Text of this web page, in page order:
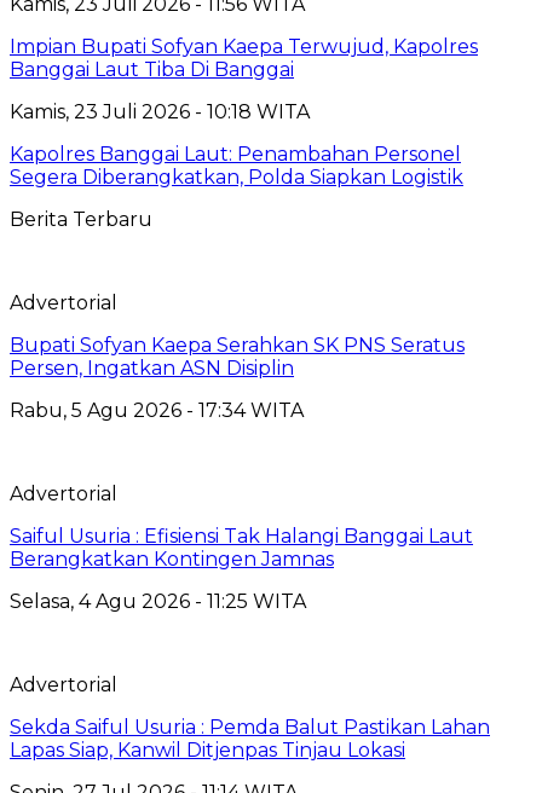
Impian Bupati Sofyan Kaepa Terwujud, Kapolres
Banggai Laut Tiba Di Banggai
Kamis, 23 Juli 2026 - 10:18 WITA
Kapolres Banggai Laut: Penambahan Personel
Segera Diberangkatkan, Polda Siapkan Logistik
Berita Terbaru
Advertorial
Bupati Sofyan Kaepa Serahkan SK PNS Seratus
Persen, Ingatkan ASN Disiplin
Rabu, 5 Agu 2026 - 17:34 WITA
Advertorial
Saiful Usuria : Efisiensi Tak Halangi Banggai Laut
Berangkatkan Kontingen Jamnas
Selasa, 4 Agu 2026 - 11:25 WITA
Advertorial
Sekda Saiful Usuria : Pemda Balut Pastikan Lahan
Lapas Siap, Kanwil Ditjenpas Tinjau Lokasi